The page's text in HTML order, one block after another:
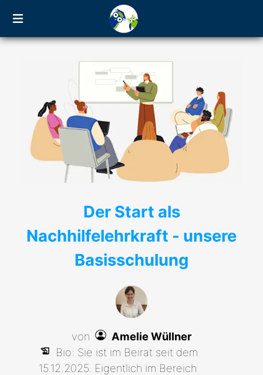
Der Start als
Nachhilfelehrkraft - unsere
Basisschulung
von
Amelie Wüllner
Bio: Sie ist im Beirat seit dem
15.12.2025. Eigentlich im Bereich